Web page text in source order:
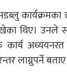
थिए। उनले
अध्ययनरत
लाग्नुपर्ने